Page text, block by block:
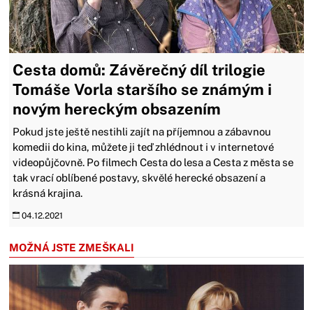
Cesta domů: Závěrečný díl trilogie
Tomáše Vorla staršího se známým i
novým hereckým obsazením
Pokud jste ještě nestihli zajít na příjemnou a zábavnou
komedii do kina, můžete ji teď zhlédnout i v internetové
videopůjčovně. Po filmech Cesta do lesa a Cesta z města se
tak vrací oblíbené postavy, skvělé herecké obsazení a
krásná krajina.
04.12.2021
MOŽNÁ JSTE ZMEŠKALI